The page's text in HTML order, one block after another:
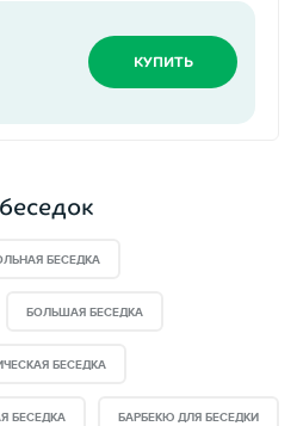
КУПИТЬ
БЕСЕДКА
БОЛЬШАЯ БЕСЕДКА
БЕСЕДКА
БЕСЕДКА БАРБЕКЮ ДЛЯ БЕСЕДКИ